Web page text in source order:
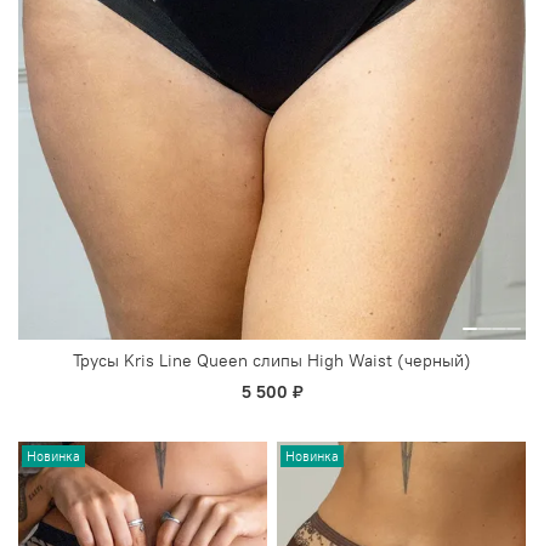
Трусы Kris Line Queen слипы High Waist (черный)
5 500 ₽
Новинка Новинка